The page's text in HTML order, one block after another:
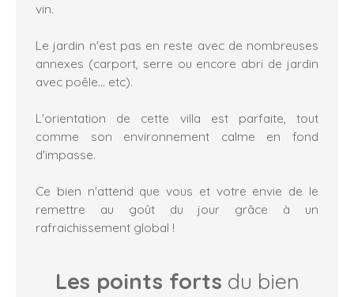
vin.
Le jardin n'est pas en reste avec de nombreuses
annexes (carport, serre ou encore abri de jardin
avec poêle... etc).
L'orientation de cette villa est parfaite, tout
comme son environnement calme en fond
d'impasse.
Ce bien n'attend que vous et votre envie de le
remettre au goût du jour grâce à un
rafraichissement global !
Les points forts du bien